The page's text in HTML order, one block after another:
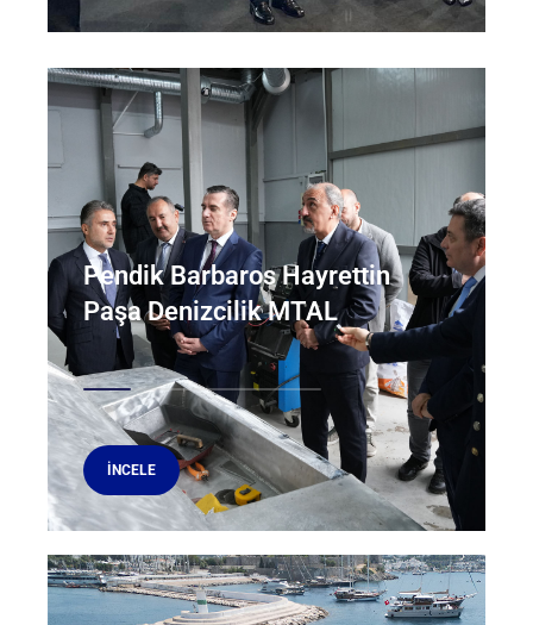
Pendik Barbaros Hayrettin
Paşa Denizcilik MTAL
İNCELE